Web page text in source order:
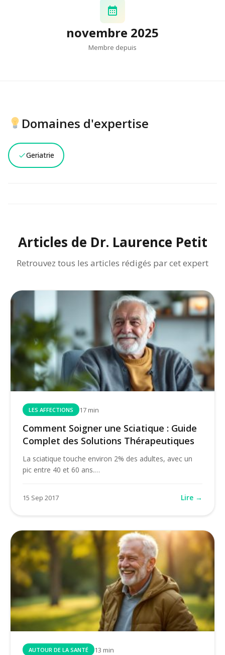
novembre 2025
Membre depuis
Domaines d'expertise
Geriatrie
Articles de Dr. Laurence Petit
Retrouvez tous les articles rédigés par cet expert
LES AFFECTIONS 17 min
Comment Soigner une Sciatique : Guide
Complet des Solutions Thérapeutiques
La sciatique touche environ 2% des adultes, avec un
pic entre 40 et 60 ans.…
15 Sep 2017 Lire →
AUTOUR DE LA SANTÉ 13 min